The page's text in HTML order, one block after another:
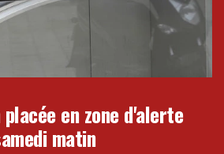
en zone d'alerte
matin